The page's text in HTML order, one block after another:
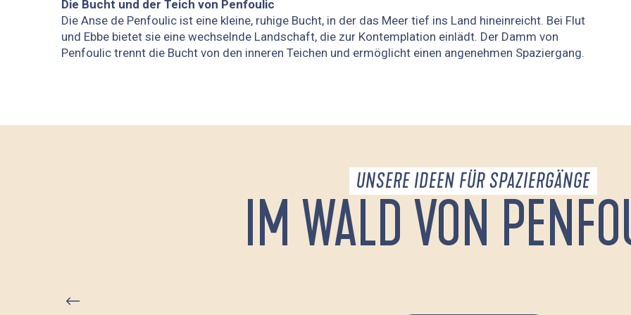
Die Bucht und der Teich von Penfoulic
Die Anse de Penfoulic ist eine kleine, ruhige Bucht, in der das Meer tief ins Land hineinreicht. Bei Flut
und Ebbe bietet sie eine wechselnde Landschaft, die zur Kontemplation einlädt. Der Damm von
Penfoulic trennt die Bucht von den inneren Teichen und ermöglicht einen angenehmen Spaziergang.
UNSERE IDEEN FÜR SPAZIERGÄNGE
IM WALD VON